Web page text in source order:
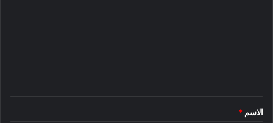
*
الاسم *